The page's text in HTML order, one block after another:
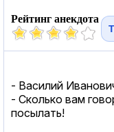
Рейтинг анекдота
- Василий
- Сколько вам
посылать!